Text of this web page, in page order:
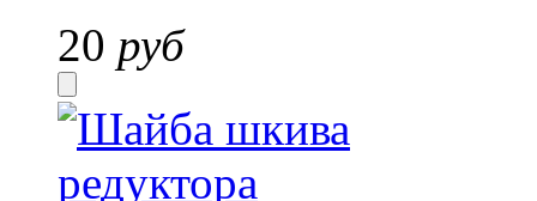
20 руб